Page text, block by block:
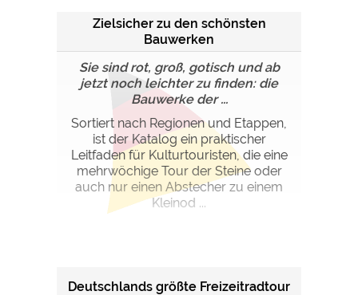
Zielsicher zu den schönsten
Bauwerken
Sie sind rot, groß, gotisch und ab
jetzt noch leichter zu finden: die
Bauwerke der ...
Sortiert nach Regionen und Etappen,
ist der Katalog ein praktischer
Leitfaden für Kulturtouristen, die eine
mehrwöchige Tour der Steine oder
auch nur einen Abstecher zu einem
Kleinod ...
Deutschlands größte Freizeitradtour
Statistiken
Google Analytics https://policies.google.com/privacy
Marketing
https://policies.google.com/privacy
Google AdSense
https://policies.google.com/privacy
Google Remarketing
https://policies.google.com/privacy